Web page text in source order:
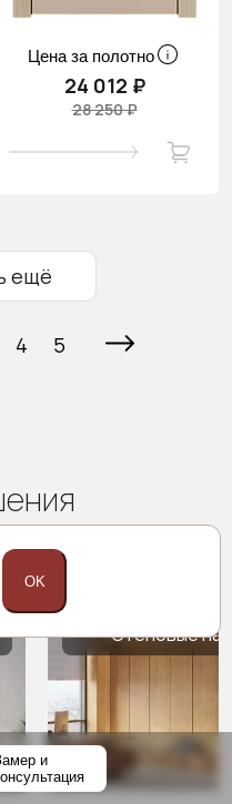
Цена за полотно
24 012 ₽
28 250 ₽
ещё
4 5
Стеновые
и
OK